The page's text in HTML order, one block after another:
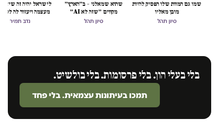
שמו גם המוות שלו הפסיק להיות
מובן מאליו
סיון תהל
שהוא שמאלני – ב״הארץ״
מקווים ״שזה לא AI״
סיון תהל
לישראל יהיה זה
מעצמה ויעזור לה
הכיבוש
נדב תמיר
בלי בעלי הון. בלי פרסומות. בלי בולשיט.
תמכו בעיתונות עצמאית. בלי פחד